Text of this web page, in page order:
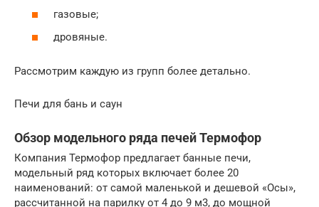
газовые;
дровяные.
Рассмотрим каждую из групп более детально.
Печи для бань и саун
Обзор модельного ряда печей Термофор
Компания Термофор предлагает банные печи,
модельный ряд которых включает более 20
наименований: от самой маленькой и дешевой «Осы»,
рассчитанной на парилку от 4 до 9 м3, до мощной